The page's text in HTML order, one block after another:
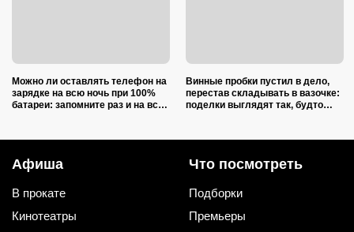
Можно ли оставлять телефон на
зарядке на всю ночь при 100%
батареи: запомните раз и на всю
Винные пробки пустил в дело,
перестав складывать в вазочке:
поделки выглядят так, будто
Афиша
В прокате
Кинотеатры
Что посмотреть
Подборки
Премьеры